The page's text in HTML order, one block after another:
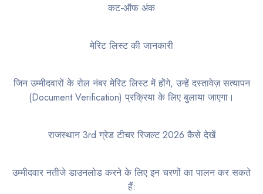
कट-ऑफ अंक
मेरिट लिस्ट की जानकारी
जिन उम्मीदवारों के रोल नंबर मेरिट लिस्ट में होंगे, उन्हें दस्तावेज़ सत्यापन
(Document Verification) प्रक्रिया के लिए बुलाया जाएगा।
राजस्थान 3rd ग्रेड टीचर रिजल्ट 2026 कैसे देखें
उम्मीदवार नतीजे डाउनलोड करने के लिए इन चरणों का पालन कर सकते
हैं: